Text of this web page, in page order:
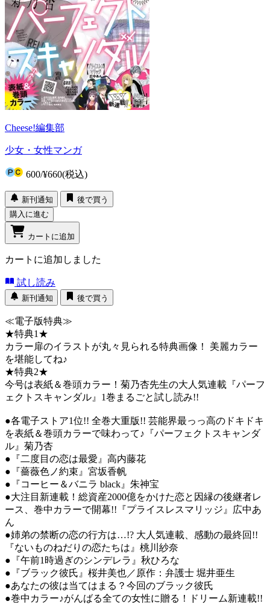
Cheese!編集部
少女・女性マンガ
600/¥660(税込)
新刊通知
後で買う
購入に進む
カートに追加
カートに追加しました
試し読み
新刊通知 後で買う
≪電子版特典≫
★特典1★
カラー扉のイラストが丸々見られる特典画像！ 美麗カラー
を堪能してね♪
★特典2★
今号は表紙＆巻頭カラー！菊乃杏先生の大人気連載『パーフ
ェクトスキャンダル』1巻まるごと試し読み!!
●各電子ストア1位!! 全巻大重版!! 芸能界最っっ高のドキドキ
を表紙＆巻頭カラーで味わって♪『パーフェクトスキャンダ
ル』菊乃杏
●『二度目の恋は最愛』高内藤花
●『薔薇色ノ約束』宮坂香帆
●『コーヒー＆バニラ black』朱神宝
●大注目新連載！総資産2000億をかけた恋と因縁の後継者レ
ース、巻中カラーで開幕!!『プライスレスマリッジ』広中あ
ん
●姉弟の禁断の恋の行方は…!? 大人気連載、感動の最終回!!
『ないものねだりの恋たちは』桃川紗奈
●『午前1時過ぎのシンデレラ』秋ひろな
●『ブラック彼氏』桜井美也／原作：弁護士 堀井亜生
●あなたの彼は当てはまる？今回のブラック彼氏
●巻中カラー♪がんばる全ての女性に贈る！ドリーム新連載!!